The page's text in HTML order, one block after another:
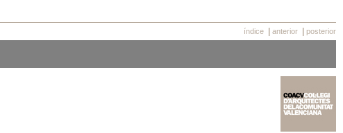
índice anterior posterior